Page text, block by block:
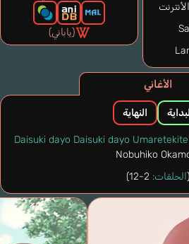
الأغاني
النهاية
Daisuki dayo Daisuki dayo
Nobuhiko
(الحلقات:
(ياباني)